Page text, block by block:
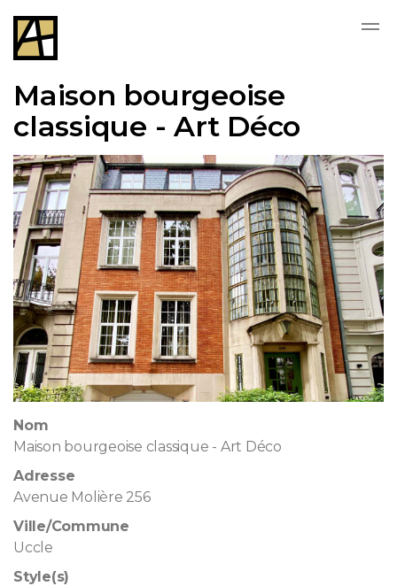
Maison bourgeoise
classique - Art Déco
Nom
Maison bourgeoise classique - Art Déco
Adresse
Avenue Molière 256
Ville/Commune
Uccle
Style(s)